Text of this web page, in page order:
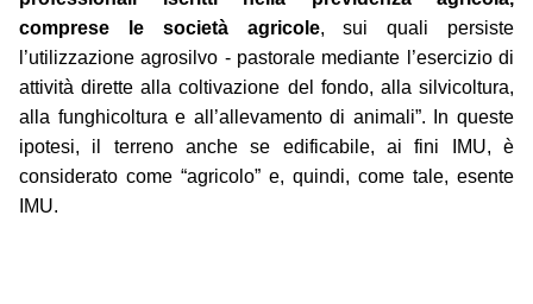
comprese le società agricole, sui quali persiste
l’utilizzazione agrosilvo - pastorale mediante l’esercizio di
attività dirette alla coltivazione del fondo, alla silvicoltura,
alla funghicoltura e all’allevamento di animali”. In queste
ipotesi, il terreno anche se edificabile, ai fini IMU, è
considerato come “agricolo” e, quindi, come tale, esente
IMU.